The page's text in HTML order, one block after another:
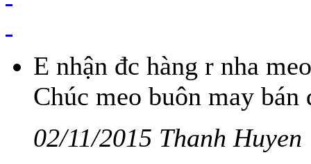
E nhận đc hàng r nha
Chúc meo buôn may
02/11/2015 Thanh Huyen